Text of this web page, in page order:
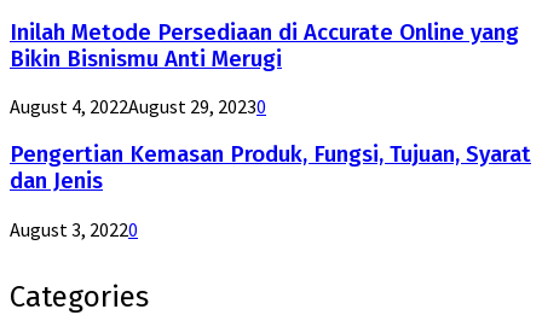
Inilah Metode Persediaan di Accurate Online yang
Bikin Bisnismu Anti Merugi
August 4, 2022August 29, 20230
Pengertian Kemasan Produk, Fungsi, Tujuan, Syarat
dan Jenis
August 3, 20220
Categories